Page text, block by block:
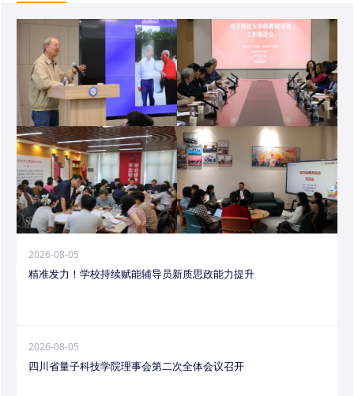
2026-08-05
精准发力！学校持续赋能辅导员新质思政能力提升
2026-08-05
四川省量子科技学院理事会第二次全体会议召开